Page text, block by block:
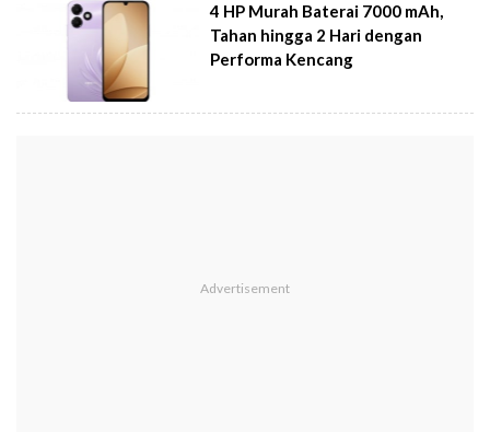
4 HP Murah Baterai 7000 mAh,
Tahan hingga 2 Hari dengan
Performa Kencang